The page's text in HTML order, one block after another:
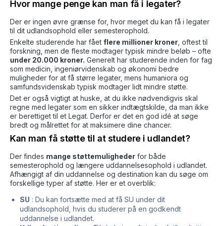
Hvor mange penge kan man få i legater?
Der er ingen øvre grænse for, hvor meget du kan få i legater
til dit udlandsophold eller semesterophold.
Enkelte studerende har fået flere millioner kroner , oftest til
forskning, men de fleste modtager typisk mindre beløb – ofte
under 20.000 kroner. Generelt har studerende inden for fag
som medicin, ingeniørvidenskab og økonomi bedre
muligheder for at få større legater, mens humaniora og
samfundsvidenskab typisk modtager lidt mindre støtte.
Det er også vigtigt at huske, at du ikke nødvendigvis skal
regne med legater som en sikker indtægtskilde, da man ikke
er berettiget til et Legat. Derfor er det en god idé at søge
bredt og målrettet for at maksimere dine chancer.
Kan man få støtte til at studere i udlandet?
Der findes mange støttemuligheder for både
semesterophold og længere uddannelsesophold i udlandet.
Afhængigt af din uddannelse og destination kan du søge om
forskellige typer af støtte. Her er et overblik:
SU : Du kan fortsætte med at få SU under dit
udlandsophold, hvis du studerer på en godkendt
uddannelse i udlandet.